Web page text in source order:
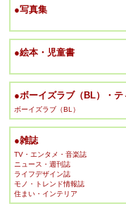
●写真集
●絵本・児童書
●ボーイズラブ（BL）・
ボーイズラブ（BL）
●雑誌
TV・エンタメ・音楽誌
ニュース・週刊誌
ライフデザイン誌
モノ・トレンド情報誌
住まい・インテリア